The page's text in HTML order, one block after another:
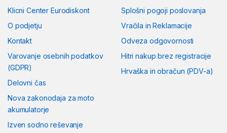
Klicni Center Eurodiskont
O podjetju
Kontakt
Varovanje osebnih podatkov
(GDPR)
Delovni čas
Nova zakonodaja za moto
akumulatorje
Izven sodno reševanje
Splošni pogoji poslovanja
Vračila in Reklamacije
Odveza odgovornosti
Hitri nakup brez registracije
Hrvaška in obračun (PDV-a)